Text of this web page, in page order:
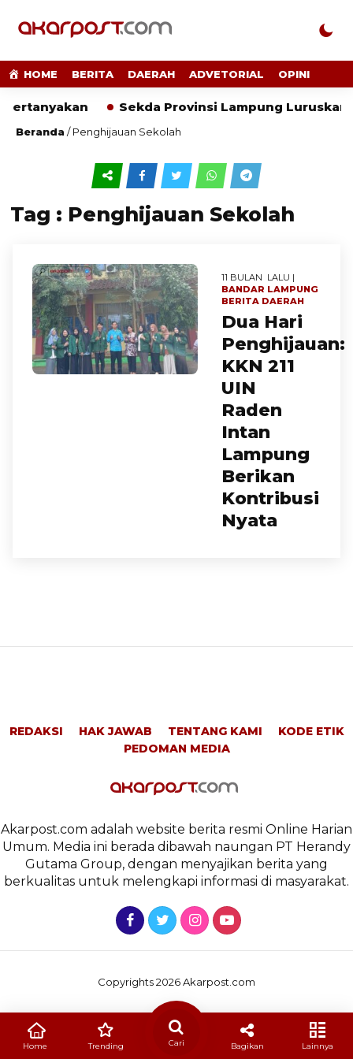
HOME BERITA DAERAH ADVETORIAL OPINI
Sekda Provinsi Lampung Luruskan
Beranda /Penghijauan Sekolah
Tag : Penghijauan Sekolah
11 BULAN LALU |
BANDAR LAMPUNG
BERITA DAERAH
Dua Hari
Penghijauan:
KKN 211
UIN
Raden
Intan
Lampung
Berikan
Kontribusi
Nyata
REDAKSI HAK JAWAB TENTANG KAMI
KODE ETIK
PEDOMAN MEDIA
Akarpost.com adalah website berita resmi Online Harian
Umum. Media ini berada dibawah naungan PT Herandy
Gutama Group, dengan menyajikan berita yang
berkualitas untuk melengkapi informasi di masyarakat.
Copyrights 2026 Akarpost.com
Home Trending Cari Bagikan Lainnya